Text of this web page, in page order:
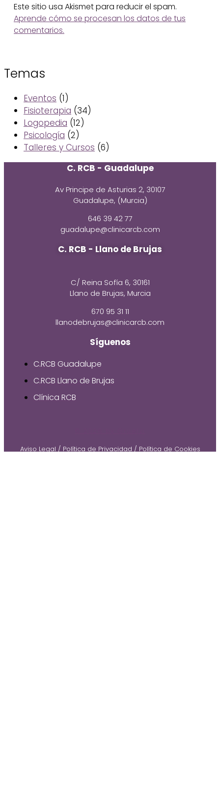
Este sitio usa Akismet para reducir el spam.
Aprende cómo se procesan los datos de tus
comentarios.
Temas
Eventos (1)
Fisioterapia (34)
Logopedia (12)
Psicología (2)
Talleres y Cursos (6)
C. RCB - Guadalupe
Av Principe de Asturias 2, 30107
Guadalupe, (Murcia)
646 39 42 77
guadalupe@clinicarcb.com
C. RCB - Llano de Brujas
C/ Reina Sofía 6, 30161
Llano de Brujas, Murcia
670 95 31 11
llanodebrujas@clinicarcb.com
Síguenos
C.RCB Guadalupe
C.RCB Llano de Brujas
Clínica RCB
Aviso Legal / Política de Privacidad / Política de Cookies